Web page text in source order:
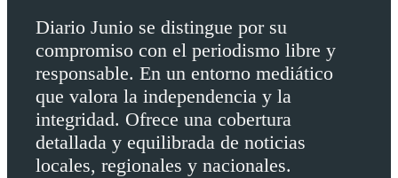
Diario Junio se distingue por su
compromiso con el periodismo libre y
responsable. En un entorno mediático
que valora la independencia y la
integridad. Ofrece una cobertura
detallada y equilibrada de noticias
locales, regionales y nacionales.